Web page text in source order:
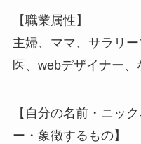
【職業属性】
主婦、ママ、サラリ
医、webデザイナー、
【自分の名前・ニッ
ー・象徴するもの】